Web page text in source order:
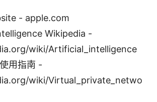
- apple.com
Wikipedia -
wiki/Artificial_intelligence
用指南 -
wiki/Virtual_private_netwo